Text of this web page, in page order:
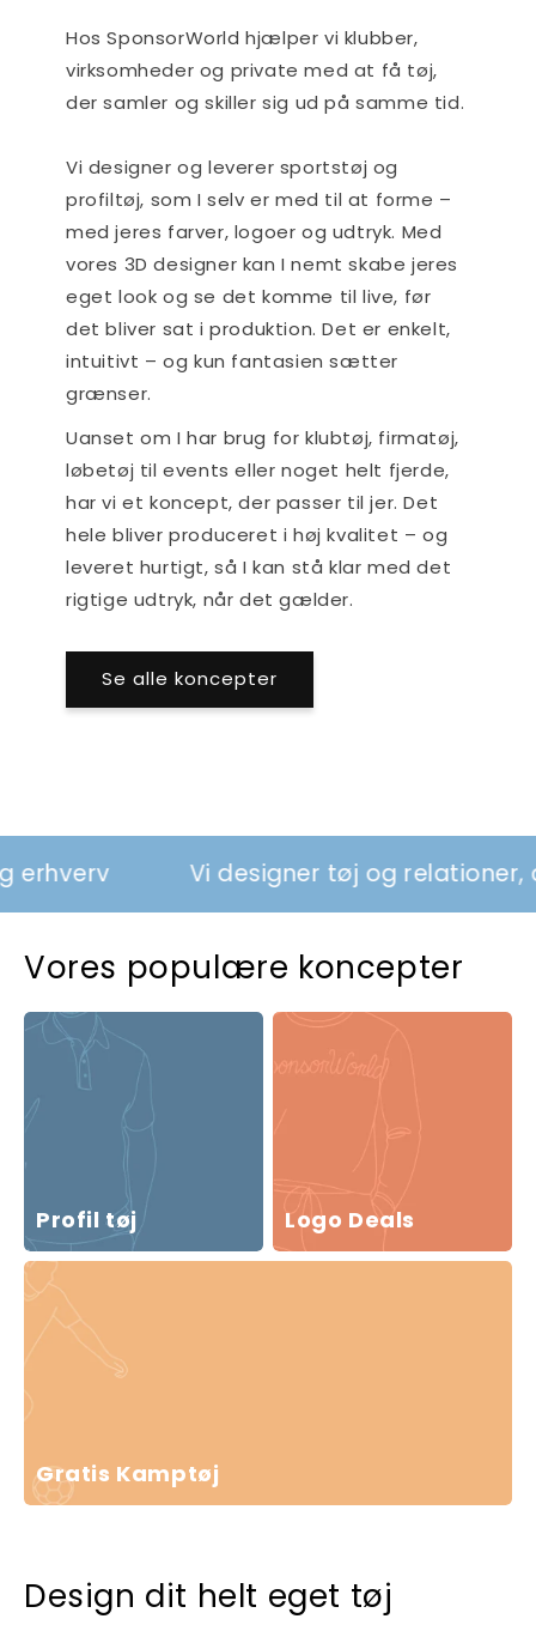
Hos SponsorWorld hjælper vi klubber,
virksomheder og private med at få tøj,
der samler og skiller sig ud på samme tid.
Vi designer og leverer sportstøj og
profiltøj, som I selv er med til at forme –
med jeres farver, logoer og udtryk. Med
vores 3D designer kan I nemt skabe jeres
eget look og se det komme til live, før
det bliver sat i produktion. Det er enkelt,
intuitivt – og kun fantasien sætter
grænser.
Uanset om I har brug for klubtøj, firmatøj,
løbetøj til events eller noget helt fjerde,
har vi et koncept, der passer til jer. Det
hele bliver produceret i høj kvalitet – og
leveret hurtigt, så I kan stå klar med det
rigtige udtryk, når det gælder.
Se alle koncepter
Vi designer tøj og relationer, der
Vores populære koncepter
Profil tøj Logo Deals
Gratis Kamptøj
Design dit helt eget tøj